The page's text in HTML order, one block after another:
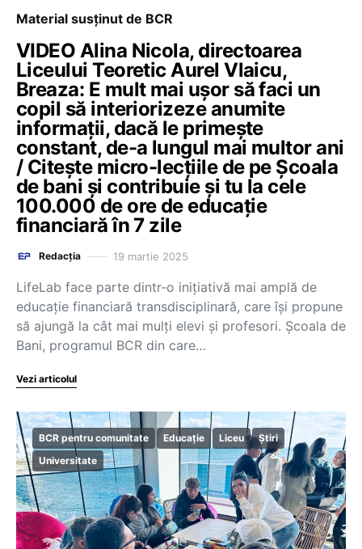
Material susținut de BCR
VIDEO Alina Nicola, directoarea
Liceului Teoretic Aurel Vlaicu,
Breaza: E mult mai ușor să faci un
copil să interiorizeze anumite
informații, dacă le primește
constant, de-a lungul mai multor ani
/ Citește micro-lecțiile de pe Școala
de bani și contribuie și tu la cele
100.000 de ore de educație
financiară în 7 zile
Redacția 19 martie 2025
LifeLab face parte dintr-o inițiativă mai amplă de
educație financiară transdisciplinară, care își propune
să ajungă la cât mai mulți elevi și profesori. Școala de
Bani, programul BCR din care…
Vezi articolul
BCR pentru comunitate Educație Liceu
Știri
Universitate